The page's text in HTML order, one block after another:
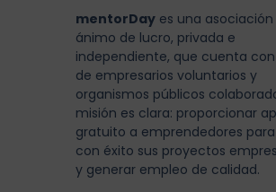
mentorDay es una asociación
ánimo de lucro, privada e
independiente, que cuenta
de empresarios voluntarios y
organismos públicos
misión es clara: proporcionar
gratuito a emprendedores
con éxito sus proyectos
y generar empleo de calidad.